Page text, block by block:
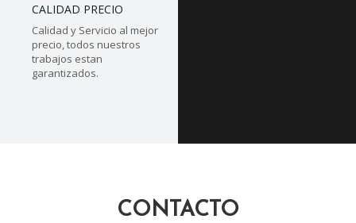
CALIDAD PRECIO
Calidad y Servicio al mejor
precio, todos nuestros
trabajos estan
garantizados.
CONTACTO